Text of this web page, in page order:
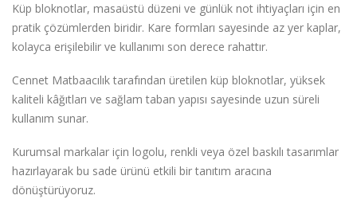
Küp bloknotlar, masaüstü düzeni ve günlük not ihtiyaçları için en
pratik çözümlerden biridir. Kare formları sayesinde az yer kaplar,
kolayca erişilebilir ve kullanımı son derece rahattır.
Cennet Matbaacılık tarafından üretilen küp bloknotlar, yüksek
kaliteli kâğıtları ve sağlam taban yapısı sayesinde uzun süreli
kullanım sunar.
Kurumsal markalar için logolu, renkli veya özel baskılı tasarımlar
hazırlayarak bu sade ürünü etkili bir tanıtım aracına
dönüştürüyoruz.